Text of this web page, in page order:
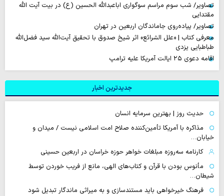
تصاویر/ شب سوم مراسم سوگواری اباعبدالله الحسین (ع) در بیت آیت الله
مقتدایی
تصاویر/ پیاده‌روی جاماندگان اربعین در تهران
معرفی کتاب | «علل الشرائع» اثر شیخ صدوق با تحقیق آیت‌الله سید فضل‌الله
طباطبایی یزدی
اقامه دعوی ۲۵ ایالت آمریکا علیه ترامپ
جدیدترین اخبار
حدیث روز | بهترین سرمایه انسان
مذاکره با آمریکا تأمین‌کننده صلاح امت اسلامی نیست / میدان و
خیابان…
کارنامه سه‌روزه مبلغات خواهر حوزه خراسان در اربعین حسینی
مأنوس بودن با قرآن و کتاب‌های الهی، مانع از فریب خوردن توسط
شیطان…
فرهنگ خیرخواهی باید مستندسازی و به میراثی ماندگار تبدیل شود